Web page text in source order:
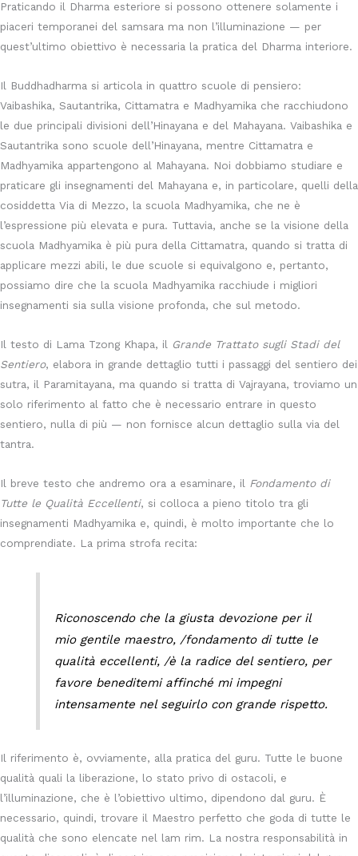
Praticando il Dharma esteriore si possono ottenere solamente i
piaceri temporanei del samsara ma non l’illuminazione — per
quest’ultimo obiettivo è necessaria la pratica del Dharma interiore.
Il Buddhadharma si articola in quattro scuole di pensiero:
Vaibashika, Sautantrika, Cittamatra e Madhyamika che racchiudono
le due principali divisioni dell’Hinayana e del Mahayana. Vaibashika e
Sautantrika sono scuole dell’Hinayana, mentre Cittamatra e
Madhyamika appartengono al Mahayana. Noi dobbiamo studiare e
praticare gli insegnamenti del Mahayana e, in particolare, quelli della
cosiddetta Via di Mezzo, la scuola Madhyamika, che ne è
l’espressione più elevata e pura. Tuttavia, anche se la visione della
scuola Madhyamika è più pura della Cittamatra, quando si tratta di
applicare mezzi abili, le due scuole si equivalgono e, pertanto,
possiamo dire che la scuola Madhyamika racchiude i migliori
insegnamenti sia sulla visione profonda, che sul metodo.
Il testo di Lama Tzong Khapa, il Grande Trattato sugli Stadi del
Sentiero, elabora in grande dettaglio tutti i passaggi del sentiero dei
sutra, il Paramitayana, ma quando si tratta di Vajrayana, troviamo un
solo riferimento al fatto che è necessario entrare in questo
sentiero, nulla di più — non fornisce alcun dettaglio sulla via del
tantra.
Il breve testo che andremo ora a esaminare, il Fondamento di
Tutte le Qualità Eccellenti, si colloca a pieno titolo tra gli
insegnamenti Madhyamika e, quindi, è molto importante che lo
comprendiate. La prima strofa recita:
Riconoscendo che la giusta devozione per il
mio gentile maestro, /fondamento di tutte le
qualità eccellenti, /è la radice del sentiero, per
favore beneditemi affinché mi impegni
intensamente nel seguirlo con grande rispetto.
Il riferimento è, ovviamente, alla pratica del guru. Tutte le buone
qualità quali la liberazione, lo stato privo di ostacoli, e
l’illuminazione, che è l’obiettivo ultimo, dipendono dal guru. È
necessario, quindi, trovare il Maestro perfetto che goda di tutte le
qualità che sono elencate nel lam rim. La nostra responsabilità in